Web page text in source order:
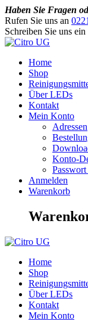
Haben Sie Fragen
Rufen Sie uns an
Schreiben Sie uns
Home
Shop
Über LEDs
Kontakt
Mein Konto
Adressen
Konto-
Passwort
Anmelden
Warenkorb
Home
Shop
Über LEDs
Kontakt
Mein Konto